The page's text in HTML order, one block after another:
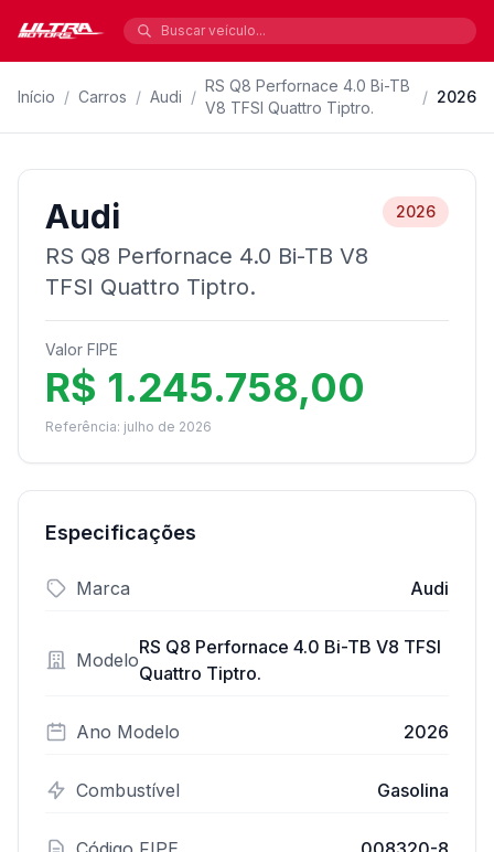
Início / Carros / Audi /
RS Q8 Perfornace 4.0 Bi-TB
V8 TFSI Quattro Tiptro.
/ 2026
Audi
RS Q8 Perfornace 4.0 Bi-TB V8
TFSI Quattro Tiptro.
2026
Valor FIPE
R$ 1.245.758,00
Referência: julho de 2026
Especificações
Marca Audi
Modelo
RS Q8 Perfornace 4.0 Bi-TB V8 TFSI
Quattro Tiptro.
Ano Modelo 2026
Combustível Gasolina